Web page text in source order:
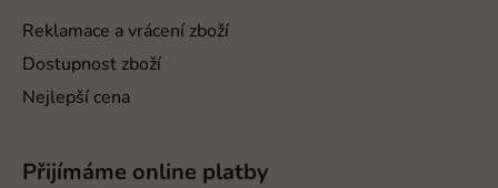
Reklamace a vrácení zboží
Dostupnost zboží
Nejlepší cena
Přijímáme online platby